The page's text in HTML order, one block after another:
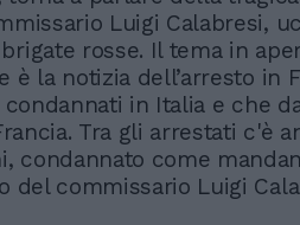
Luigi Calabresi,
rosse. Il tema in
è la notizia dell’arresto in
in Italia e che
Tra gli arrestati c'è
condannato come
del commissario Luigi